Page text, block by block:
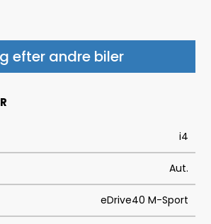
efter andre biler
i4
Aut.
eDrive40 M-Sport